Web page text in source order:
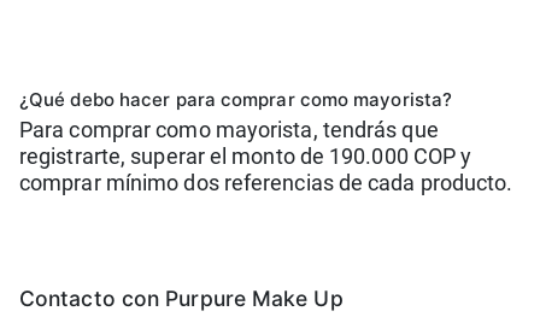
¿Qué debo hacer para comprar como mayorista?
Para comprar como mayorista, tendrás que
registrarte, superar el monto de 190.000 COP y
comprar mínimo dos referencias de cada producto.
Contacto con Purpure Make Up